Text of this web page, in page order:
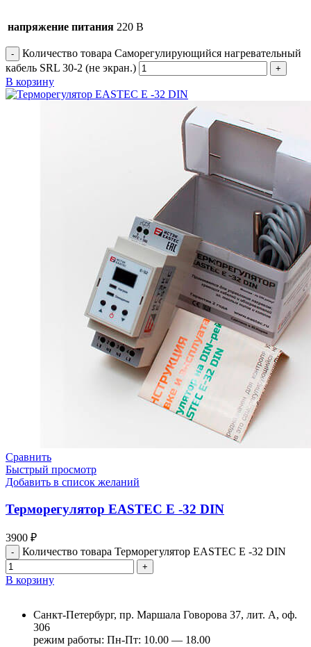
напряжение питания 220 В
Количество товара Саморегулирующийся нагревательный
кабель SRL 30-2 (не экран.)
В корзину
Сравнить
Быстрый просмотр
Добавить в список желаний
Терморегулятор EASTEC E -32 DIN
3900 ₽
Количество товара Терморегулятор EASTEC E -32 DIN
В корзину
Санкт-Петербург, пр. Маршала Говорова 37, лит. А, оф.
306
режим работы: Пн-Пт: 10.00 — 18.00